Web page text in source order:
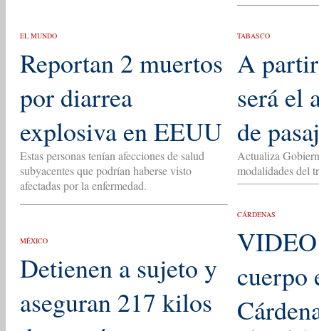
EL MUNDO
Reportan 2 muertos
por diarrea
explosiva en EEUU
Estas personas tenían afecciones de salud
subyacentes que podrían haberse visto
afectadas por la enfermedad.
MÉXICO
Detienen a sujeto y
aseguran 217 kilos
TABASCO
A partir
será el
de
Actualiza
modalidades del
CÁRDENAS
cuerpo